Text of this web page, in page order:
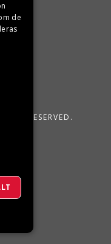
RESERVED.
de